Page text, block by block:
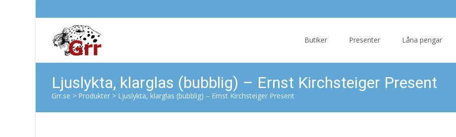
Butiker Presenter Låna pengar
Ljuslykta, klarglas (bubblig) – Ernst Kirchsteiger Present
Grr.se > Produkter > Ljuslykta, klarglas (bubblig) – Ernst Kirchsteiger Present